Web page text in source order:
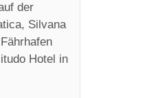
der
Silvana
Hotel in